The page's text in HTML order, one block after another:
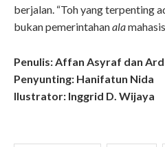
berjalan. “Toh yang terpenting
bukan pemerintahanala
Penulis: Affan Asyraf dan
Penyunting: Hanifatun Nida
Ilustrator: Inggrid D. Wijaya